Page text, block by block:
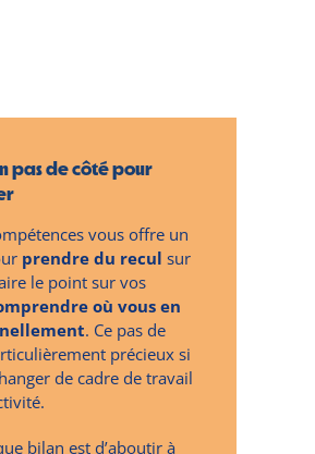
pas de côté pour
vous offre un
prendre du recul sur
le point sur vos
où vous en
. Ce pas de
précieux si
de cadre de travail
bilan est d’aboutir à